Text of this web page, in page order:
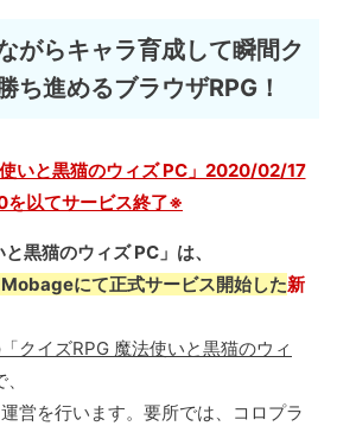
がらキャラ育成して瞬間ク
ち進めるブラウザRPG！
いと黒猫のウィズ PC」2020/02/17
を以てサービス終了※
黒猫のウィズ PC」は、
にて正式サービス開始した新
クイズRPG 魔法使いと黒猫のウィ
営を行います。要所では、コロプラ